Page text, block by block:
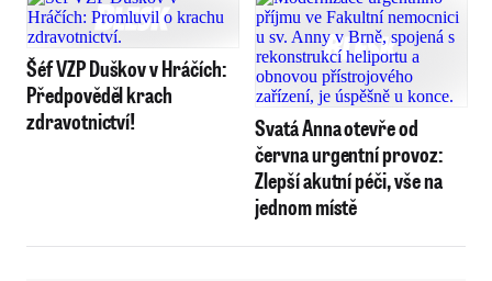
Šéf VZP Duškov v Hráčích:
Předpověděl krach
zdravotnictví!
Svatá Anna otevře od
června urgentní provoz:
Zlepší akutní péči, vše na
jednom místě